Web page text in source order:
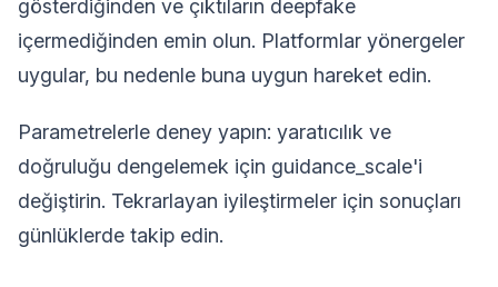
gösterdiğinden ve çıktıların deepfake
içermediğinden emin olun. Platformlar yönergeler
uygular, bu nedenle buna uygun hareket edin.
Parametrelerle deney yapın: yaratıcılık ve
doğruluğu dengelemek için guidance_scale'i
değiştirin. Tekrarlayan iyileştirmeler için sonuçları
günlüklerde takip edin.